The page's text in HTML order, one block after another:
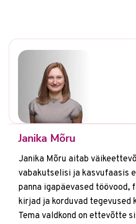
Janika Mõru
Janika Mõru aitab
vabakutselisi ja kasvufaasis
panna igapäevased töövood,
kirjad ja korduvad tegevused
Tema valdkond on ettevõtte